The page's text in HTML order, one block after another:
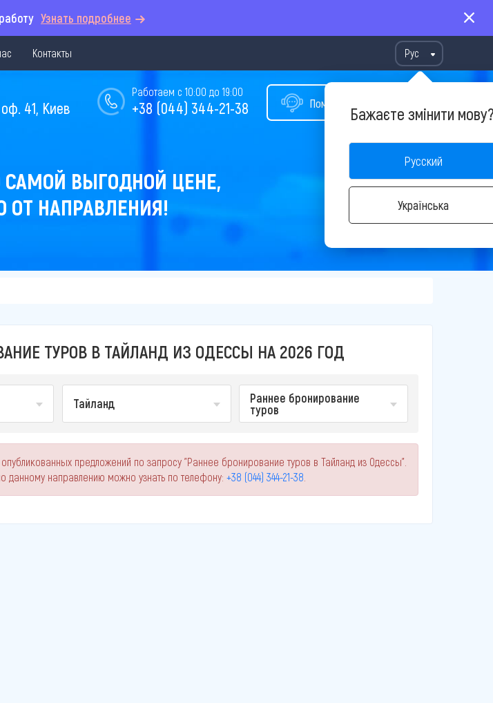
Узнать подробнее
Контакты Рус
Бажаєте змінити
Русский
Українська
Помощь в подборе тура
Работаем с 10:00 до 19:00
+38 (044) 344-21-38
41, Киев
ВЫГОДНОЙ ЦЕНЕ,
ОТ НАПРАВЛЕНИЯ!
ТУРОВ В ТАЙЛАНД ИЗ ОДЕССЫ НА 2026 ГОД
Тайланд Раннее бронирование
туров
предложений по запросу "Раннее бронирование туров в Тайланд из Одессы".
направлению можно узнать по телефону: +38 (044) 344-21-38